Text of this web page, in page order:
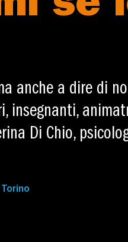
anche a dire di
insegnanti,
Di Chio,